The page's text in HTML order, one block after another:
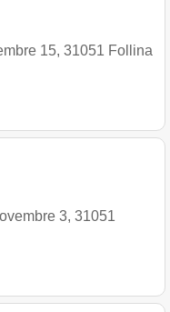
15, 31051 Follina
3, 31051